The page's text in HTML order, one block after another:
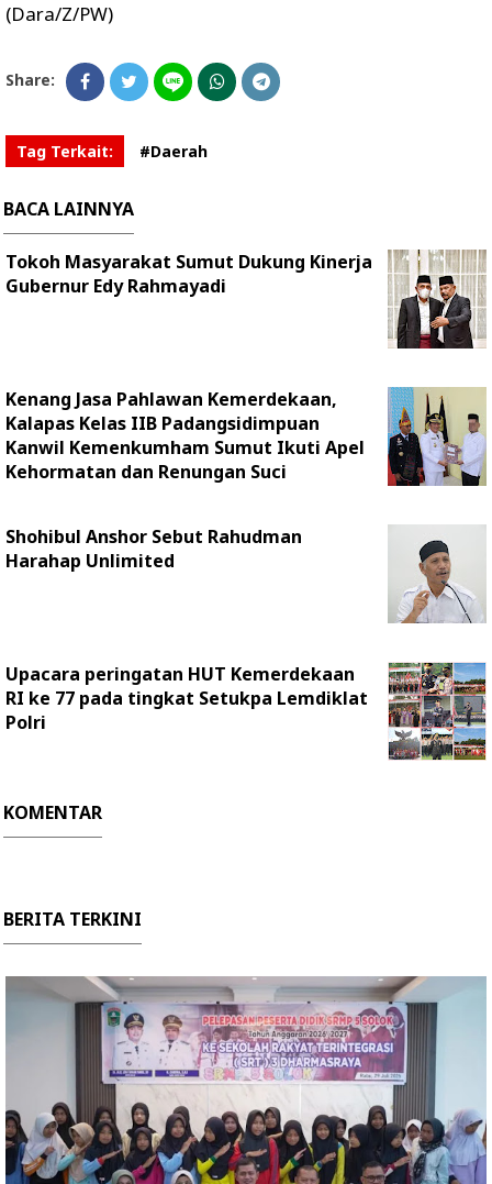
(Dara/Z/PW)
Share:
Tag Terkait: #Daerah
BACA LAINNYA
Tokoh Masyarakat Sumut Dukung Kinerja
Gubernur Edy Rahmayadi
Kenang Jasa Pahlawan Kemerdekaan,
Kalapas Kelas IIB Padangsidimpuan
Kanwil Kemenkumham Sumut Ikuti Apel
Kehormatan dan Renungan Suci
Shohibul Anshor Sebut Rahudman
Harahap Unlimited
Upacara peringatan HUT Kemerdekaan
RI ke 77 pada tingkat Setukpa Lemdiklat
Polri
KOMENTAR
BERITA TERKINI